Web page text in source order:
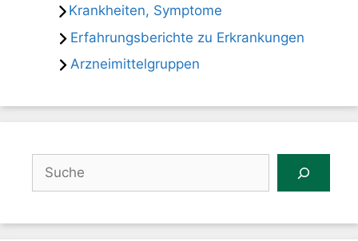
Krankheiten, Symptome
Erfahrungsberichte zu Erkrankungen
Arzneimittelgruppen
Suchen